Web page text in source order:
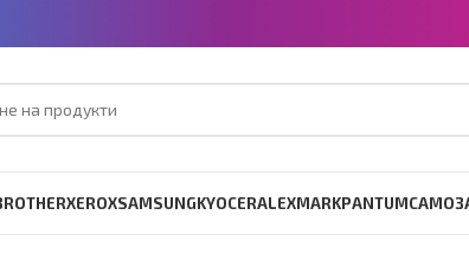
XEROXSAMSUNGKYOCERALEXMARKPANTUM